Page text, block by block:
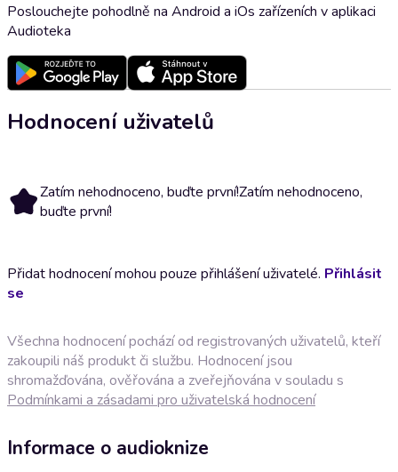
Poslouchejte pohodlně na Android a iOs zařízeních v aplikaci
Audioteka
Hodnocení uživatelů
Zatím nehodnoceno, buďte první!Zatím nehodnoceno,
buďte první!
Přidat hodnocení mohou pouze přihlášení uživatelé. Přihlásit
se
Všechna hodnocení pochází od registrovaných uživatelů, kteří
zakoupili náš produkt či službu. Hodnocení jsou
shromažďována, ověřována a zveřejňována v souladu s
Podmínkami a zásadami pro uživatelská hodnocení
Informace o audioknize